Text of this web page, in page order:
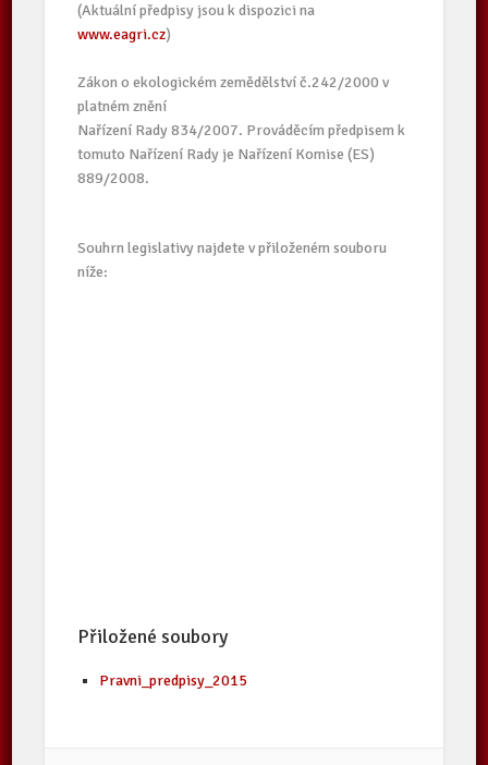
(Aktuální předpisy jsou k dispozici na
www.eagri.cz)
Zákon o ekologickém zemědělství č.242/2000 v
platném znění
Nařízení Rady 834/2007. Prováděcím předpisem k
tomuto Nařízení Rady je Nařízení Komise (ES)
889/2008.
Souhrn legislativy najdete v přiloženém souboru
níže:
Přiložené soubory
Pravni_predpisy_2015